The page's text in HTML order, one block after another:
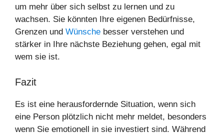
um mehr über sich selbst zu lernen und zu
wachsen. Sie könnten Ihre eigenen Bedürfnisse,
Grenzen und Wünsche besser verstehen und
stärker in Ihre nächste Beziehung gehen, egal mit
wem sie ist.
Fazit
Es ist eine herausfordernde Situation, wenn sich
eine Person plötzlich nicht mehr meldet, besonders
wenn Sie emotionell in sie investiert sind. Während